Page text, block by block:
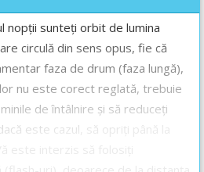
nopții sunteți orbit de lumina
circulă din sens opus, fie că
faza de drum (faza lungă),
nu este corect reglată, trebuie
de întâlnire și să reduceți
este cazul, să opriți până la